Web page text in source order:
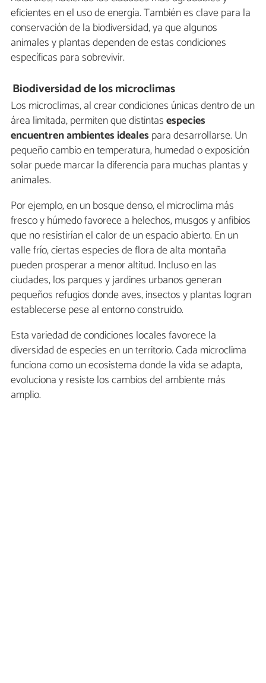
eficientes en el uso de energía. También es clave para la
conservación de la biodiversidad, ya que algunos
animales y plantas dependen de estas condiciones
específicas para sobrevivir.
Biodiversidad de los microclimas
Los microclimas, al crear condiciones únicas dentro de un
área limitada, permiten que distintasespecies
encuentren ambientes ideales para desarrollarse. Un
pequeño cambio en temperatura, humedad o exposición
solar puede marcar la diferencia para muchas plantas y
animales.
Por ejemplo, en un bosque denso, el microclima más
fresco y húmedo favorece a helechos, musgos y anfibios
que no resistirían el calor de un espacio abierto. En un
valle frío, ciertas especies de flora de alta montaña
pueden prosperar a menor altitud. Incluso en las
ciudades, los parques y jardines urbanos generan
pequeños refugios donde aves, insectos y plantas logran
establecerse pese al entorno construido.
Esta variedad de condiciones locales favorece la
diversidad de especies en un territorio. Cada microclima
funciona como un ecosistema donde la vida se adapta,
evoluciona y resiste los cambios del ambiente más
amplio.